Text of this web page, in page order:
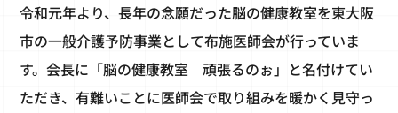
令和元年より、長年の念願だった脳の健康教室を東大阪
市の一般介護予防事業として布施医師会が行っていま
す。会長に「脳の健康教室 頑張るのぉ」と名付けてい
ただき、有難いことに医師会で取り組みを暖かく見守っ